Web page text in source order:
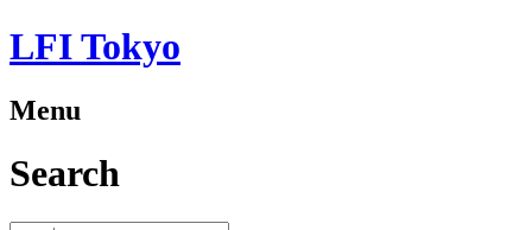
LFI Tokyo
Menu
Search